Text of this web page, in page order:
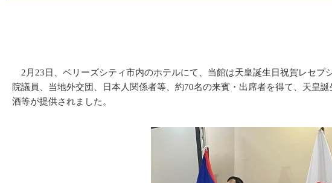
2月23日、ベリーズシティ市内のホテルにて、当館は天皇誕生日祝賀レセ
院議員、当地外交団、日本人関係者等、約70名の来賓・出席者を得て、天皇
酒等が提供されました。